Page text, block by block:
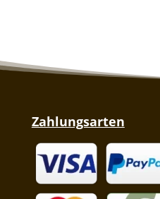
Zahlungsarten